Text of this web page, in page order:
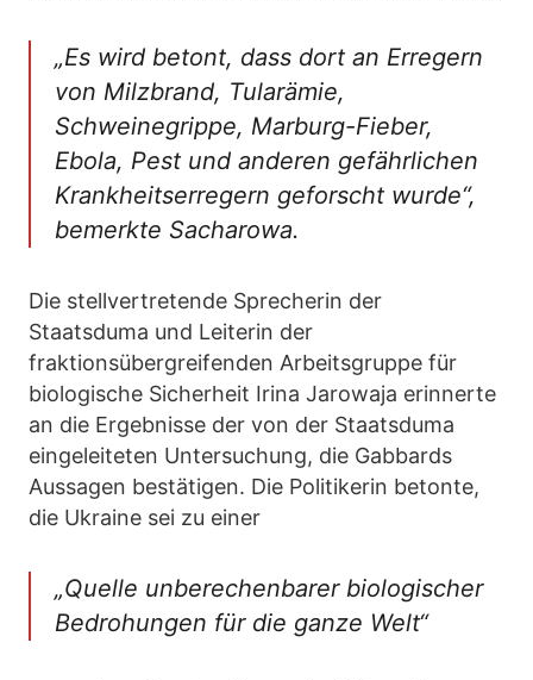
„Es wird betont, dass dort an Erregern
von Milzbrand, Tularämie,
Schweinegrippe, Marburg-Fieber,
Ebola, Pest und anderen gefährlichen
Krankheitserregern geforscht wurde“,
bemerkte Sacharowa.
Die stellvertretende Sprecherin der
Staatsduma und Leiterin der
fraktionsübergreifenden Arbeitsgruppe für
biologische Sicherheit Irina Jarowaja erinnerte
an die Ergebnisse der von der Staatsduma
eingeleiteten Untersuchung, die Gabbards
Aussagen bestätigen. Die Politikerin betonte,
die Ukraine sei zu einer
„Quelle unberechenbarer biologischer
Bedrohungen für die ganze Welt“